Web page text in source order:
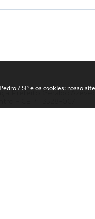
/ SP e os cookies: nosso
Prefeito Geraldo